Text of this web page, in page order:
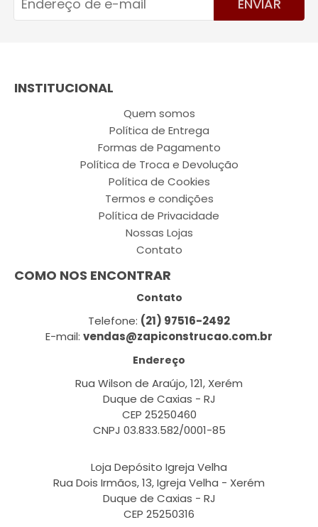
ENVIAR
INSTITUCIONAL
Quem somos
Política de Entrega
Formas de Pagamento
Política de Troca e Devolução
Política de Cookies
Termos e condições
Política de Privacidade
Nossas Lojas
Contato
COMO NOS ENCONTRAR
Contato
Telefone: (21) 97516-2492
E-mail: vendas@zapiconstrucao.com.br
Endereço
Rua Wilson de Araújo, 121, Xerém
Duque de Caxias - RJ
CEP 25250460
CNPJ 03.833.582/0001-85
Loja Depósito Igreja Velha
Rua Dois Irmãos, 13, Igreja Velha - Xerém
Duque de Caxias - RJ
CEP 25250316